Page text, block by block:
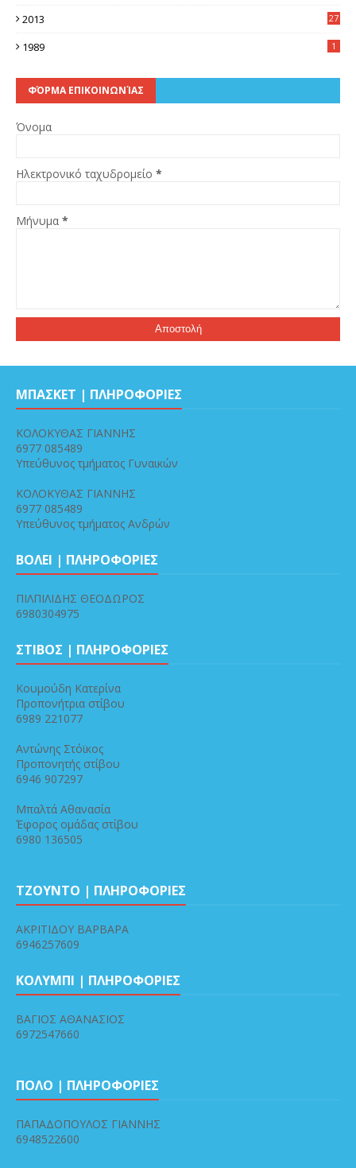
2013
27
1989 1
ΦΌΡΜΑ ΕΠΙΚΟΙΝΩΝΊΑΣ
Όνομα
Ηλεκτρονικό ταχυδρομείο *
Μήνυμα *
ΜΠΑΣΚΕΤ | ΠΛΗΡΟΦΟΡΙΕΣ
ΚΟΛΟΚΥΘΑΣ ΓΙΑΝΝΗΣ
6977 085489
Υπεύθυνος τμήματος Γυναικών
ΚΟΛΟΚΥΘΑΣ ΓΙΑΝΝΗΣ
6977 085489
Υπεύθυνος τμήματος Ανδρών
ΒΟΛΕΙ | ΠΛΗΡΟΦΟΡΙΕΣ
ΠΙΛΠΙΛΙΔΗΣ ΘΕΟΔΩΡΟΣ
6980304975
ΣΤΙΒΟΣ | ΠΛΗΡΟΦΟΡΙΕΣ
Κουμούδη Κατερίνα
Προπονήτρια στίβου
6989 221077
Αντώνης Στόϊκος
Προπονητής στίβου
6946 907297
Μπαλτά Αθανασία
Έφορος ομάδας στίβου
6980 136505
ΤΖΟΥΝΤΟ | ΠΛΗΡΟΦΟΡΙΕΣ
ΑΚΡΙΤΙΔΟΥ ΒΑΡΒΑΡΑ
6946257609
ΚΟΛΥΜΠΙ | ΠΛΗΡΟΦΟΡΙΕΣ
ΒΑΓΙΟΣ ΑΘΑΝΑΣΙΟΣ
6972547660
ΠΟΛΟ | ΠΛΗΡΟΦΟΡΙΕΣ
ΠΑΠΑΔΟΠΟΥΛΟΣ ΓΙΑΝΝΗΣ
6948522600